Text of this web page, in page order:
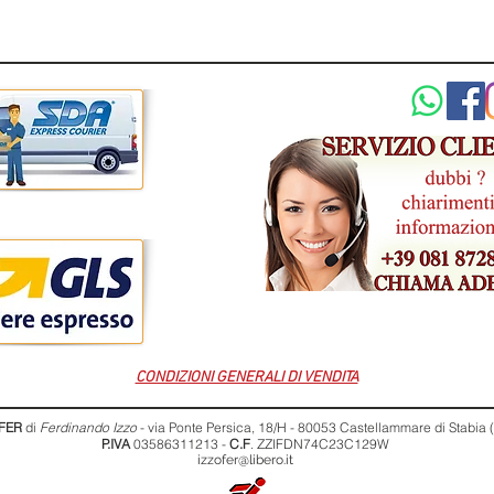
CONDIZIONI GENERALI DI VENDITA
di Ferdinando Izzo - via Ponte Persica, 18/H - 80053 Castellammare di Stabia
P.IVA03586311213 - C.F. ZZIFDN74C23C129W
izzofer@libero.it